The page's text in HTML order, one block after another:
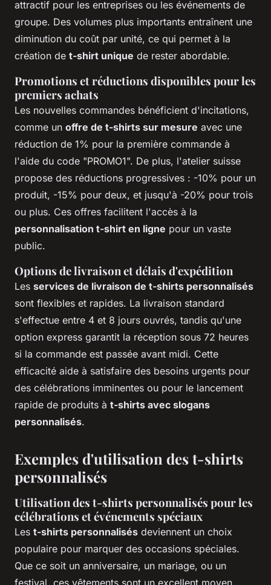
attractif pour les entreprises ou les événements de
groupe. Des volumes plus importants entraînent une
diminution du coût par unité, ce qui permet à la
création de t-shirt unique de rester abordable.
Promotions et réductions disponibles pour les
premiers achats
Les nouvelles commandes bénéficient d'incitations,
comme un offre de t-shirts sur mesure avec une
réduction de 1% pour la première commande à
l'aide du code "PROMO1". De plus, l'atelier suisse
propose des réductions progressives : -10% pour un
produit, -15% pour deux, et jusqu'à -20% pour trois
ou plus. Ces offres facilitent l'accès à la
personnalisation t-shirt en ligne pour un vaste
public.
Options de livraison et délais d'expédition
Les services de livraison de t-shirts personnalisés
sont flexibles et rapides. La livraison standard
s'effectue entre 4 et 8 jours ouvrés, tandis qu'une
option express garantit la réception sous 72 heures
si la commande est passée avant midi. Cette
efficacité aide à satisfaire des besoins urgents pour
des célébrations imminentes ou pour le lancement
rapide de produits à t-shirts avec slogans
personnalisés.
Exemples d'utilisation des t-shirts
personnalisés
Utilisation des t-shirts personnalisés pour les
célébrations et événements spéciaux
Les t-shirts personnalisés deviennent un choix
populaire pour marquer des occasions spéciales.
Que ce soit un anniversaire, un mariage, ou un
festival, ces vêtements sont un excellent moyen